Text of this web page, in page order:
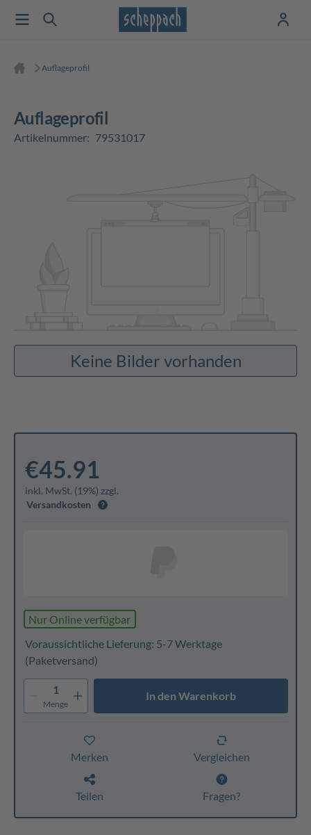
Auflageprofil
Auflageprofil
Artikelnummer: 79531017
Keine Bilder vorhanden
€45.91
inkl. MwSt. (19%) zzgl.
Versandkosten
Nur Online verfügbar
Voraussichtliche Lieferung: 5-7 Werktage
(Paketversand)
1
Menge
In den Warenkorb
Merken Vergleichen
Teilen Fragen?